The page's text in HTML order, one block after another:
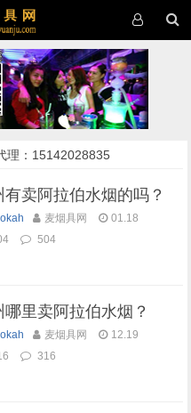
理：15142028835
有卖阿拉伯水烟的吗？
麦烟具网
01.18
504
哪里卖阿拉伯水烟？
麦烟具网
12.19
316